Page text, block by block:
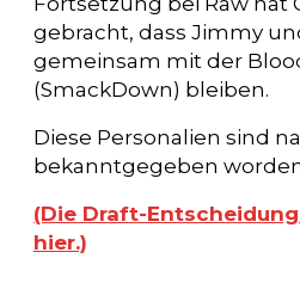
gebracht, dass Jimmy
gemeinsam mit der
(SmackDown) bleiben.
Diese Personalien sind
bekanntgegeben
(Die Draft-
hier.)